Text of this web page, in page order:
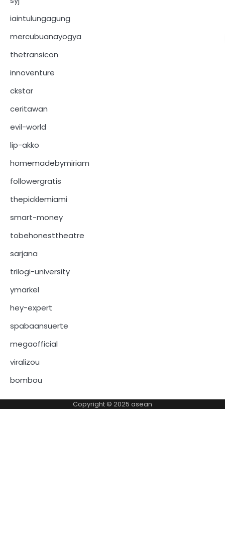
iaintulungagung
mercubuanayogya
thetransicon
innoventure
ckstar
ceritawan
evil-world
lip-akko
homemadebymiriam
followergratis
thepicklemiami
smart-money
tobehonesttheatre
sarjana
trilogi-university
ymarkel
hey-expert
spabaansuerte
megaofficial
viralizou
bombou
Copyright © 2025 asean